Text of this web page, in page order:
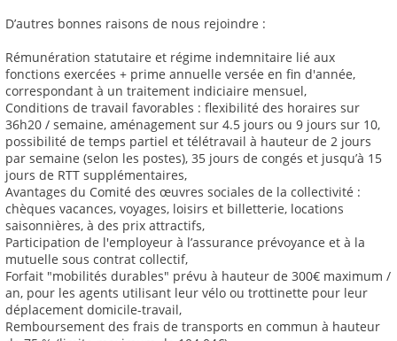
D’autres bonnes raisons de nous rejoindre :
Rémunération statutaire et régime indemnitaire lié aux
fonctions exercées + prime annuelle versée en fin d'année,
correspondant à un traitement indiciaire mensuel,
Conditions de travail favorables : flexibilité des horaires sur
36h20 / semaine, aménagement sur 4.5 jours ou 9 jours sur 10,
possibilité de temps partiel et télétravail à hauteur de 2 jours
par semaine (selon les postes), 35 jours de congés et jusqu’à 15
jours de RTT supplémentaires,
Avantages du Comité des œuvres sociales de la collectivité :
chèques vacances, voyages, loisirs et billetterie, locations
saisonnières, à des prix attractifs,
Participation de l'employeur à l’assurance prévoyance et à la
mutuelle sous contrat collectif,
Forfait "mobilités durables" prévu à hauteur de 300€ maximum /
an, pour les agents utilisant leur vélo ou trottinette pour leur
déplacement domicile-travail,
Remboursement des frais de transports en commun à hauteur